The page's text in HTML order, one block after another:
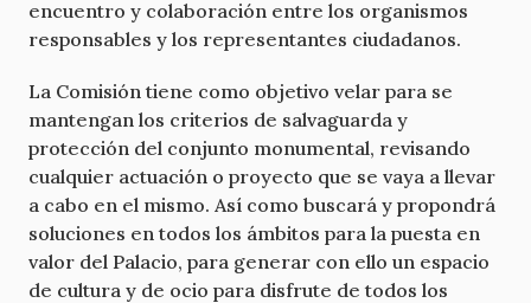
encuentro y colaboración entre los organismos
responsables y los representantes ciudadanos.
La Comisión tiene como objetivo velar para se
mantengan los criterios de salvaguarda y
protección del conjunto monumental, revisando
cualquier actuación o proyecto que se vaya a llevar
a cabo en el mismo. Así como buscará y propondrá
soluciones en todos los ámbitos para la puesta en
valor del Palacio, para generar con ello un espacio
de cultura y de ocio para disfrute de todos los